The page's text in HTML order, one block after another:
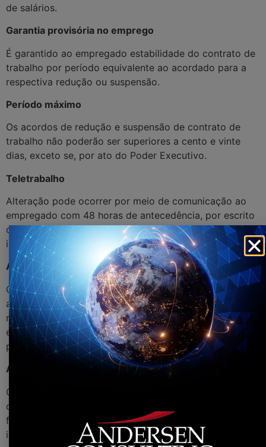
de salários.
Garantia provisória no emprego
É garantido ao empregado estabilidade do contrato de
trabalho por período equivalente ao acordado para a
respectiva redução ou suspensão.
Período máximo
Os acordos de redução e suspensão de contrato de
trabalho não poderão ser superiores a cento e vinte
dias, exceto se, por ato do Poder Executivo.
Teletrabalho
Alteração pode ocorrer por meio de comunicação ao
empregado com 48 horas de antecedência, por escrito
ou por meio eletrônico, independentemente de acordo
individual ou coletivo.
Antecipação das férias individuais
O empregador informará ao empregado sobre a
antecipação de suas férias com antecedência de, no
mínimo, quarenta e oito horas, por escrito ou por meio
eletrônico, com a indicação do período a ser gozado
pelo empregado.
Aproveitamento e a antecipação de feriados
Os empregadores poderão, durante o período de 120
dias a contar de 28/04/2021, antecipar o gozo de
feriados federais, estaduais, distritais e municipais,
incluídos os religiosos, e deverão notificar, por escrito